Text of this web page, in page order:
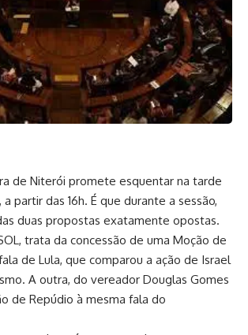
de Niterói promete esquentar na tarde
partir das 16h. É que durante a sessão,
duas propostas exatamente opostas.
trata da concessão de uma Moção de
de Lula, que comparou a ação de Israel
A outra, do vereador Douglas Gomes
de Repúdio à mesma fala do